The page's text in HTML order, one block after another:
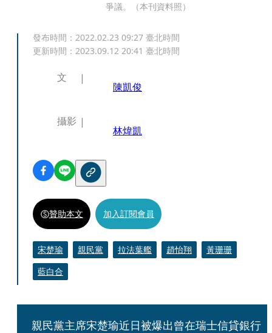
爭議。（本刊資料照）
發布時間： 2022.02.23 09:27 臺北時間
更新時間： 2023.09.12 20:41 臺北時間
文
陳凱俊
攝影
林煒凱
贊助本文 加入訂閱會員
宋楚瑜 親民黨 拉法葉艦 趙怡翔
黃珊珊
藍白合
親民黨主席宋楚瑜近日被爆出曾在瑞士信貸銀行